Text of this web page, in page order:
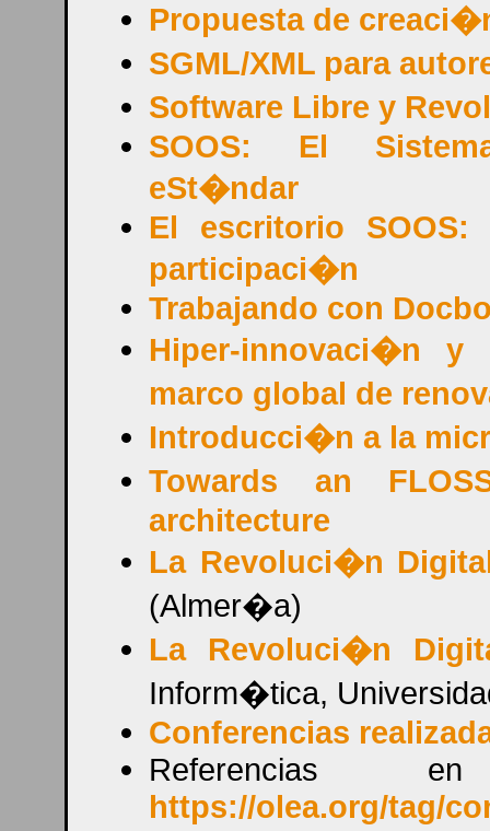
Propuesta de
SGML/XML para
Software Libre y
SOOS: El
eSt�ndar
El escritorio
participaci�n
Trabajando con
Hiper-innovaci�n y
marco global de
Introducci�n a la
Towards an
architecture
La Revoluci�n
(Almer�a)
La Revoluci�n
Inform�tica,
Conferencias
https://olea.org/tag/